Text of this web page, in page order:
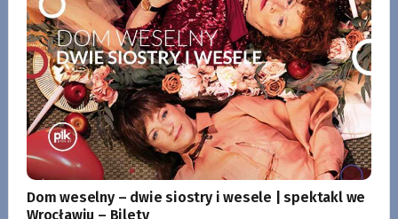
Dom weselny – dwie siostry i wesele | spektakl we
Wrocławiu – Bilety